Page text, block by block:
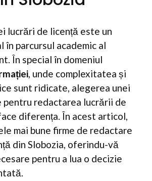
lucrări de licență este un
în parcursul academic al
În special în domeniul
, unde complexitatea și
sunt ridicate, alegerea unei
redactarea lucrării de
diferența. În acest articol,
mai bune firme de redactare
din Slobozia, oferindu-vă
pentru a lua o decizie